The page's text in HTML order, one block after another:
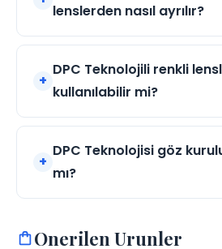
lenslerden nasıl ayrılır?
DPC Teknolojili renkli
kullanılabilir mi?
DPC Teknolojisi göz
mı?
Onerilen Urunler